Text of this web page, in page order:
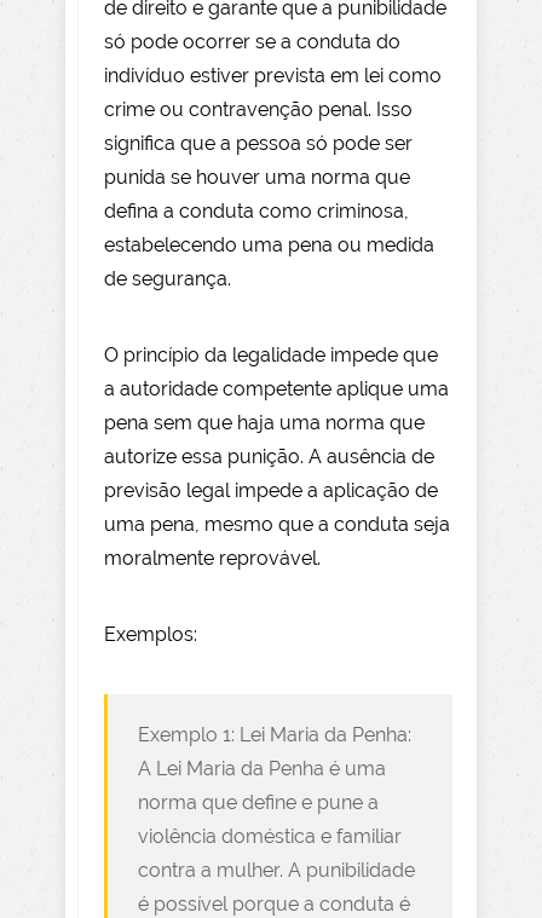
de direito e garante que a punibilidade
só pode ocorrer se a conduta do
indivíduo estiver prevista em lei como
crime ou contravenção penal. Isso
significa que a pessoa só pode ser
punida se houver uma norma que
defina a conduta como criminosa,
estabelecendo uma pena ou medida
de segurança.
O princípio da legalidade impede que
a autoridade competente aplique uma
pena sem que haja uma norma que
autorize essa punição. A ausência de
previsão legal impede a aplicação de
uma pena, mesmo que a conduta seja
moralmente reprovável.
Exemplos:
Exemplo 1: Lei Maria da Penha:
A Lei Maria da Penha é uma
norma que define e pune a
violência doméstica e familiar
contra a mulher. A punibilidade
é possível porque a conduta é